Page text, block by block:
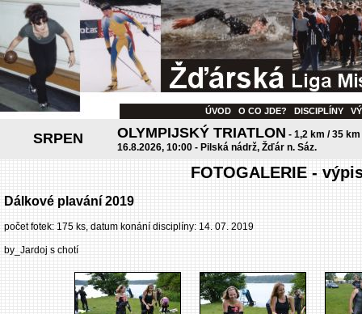
ÚVOD O CO JDE? DISCIPLÍNY
SRPEN OLYMPIJSKÝ TRIATLON - 1,2 km / 35
16.8.2026, 10:00 - Pilská nádrž, Žďár n. Sáz.
FOTOGALERIE -
Dálkové plavání 2019
počet fotek: 175 ks, datum konání disciplíny: 14. 07. 2019
by_Jardoj s chotí